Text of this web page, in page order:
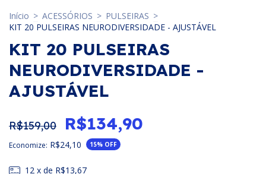
Início > ACESSÓRIOS > PULSEIRAS >
KIT 20 PULSEIRAS NEURODIVERSIDADE - AJUSTÁVEL
KIT 20 PULSEIRAS
NEURODIVERSIDADE -
AJUSTÁVEL
R$159,00 R$134,90
Economize: R$24,10 15% OFF
12 x de R$13,67